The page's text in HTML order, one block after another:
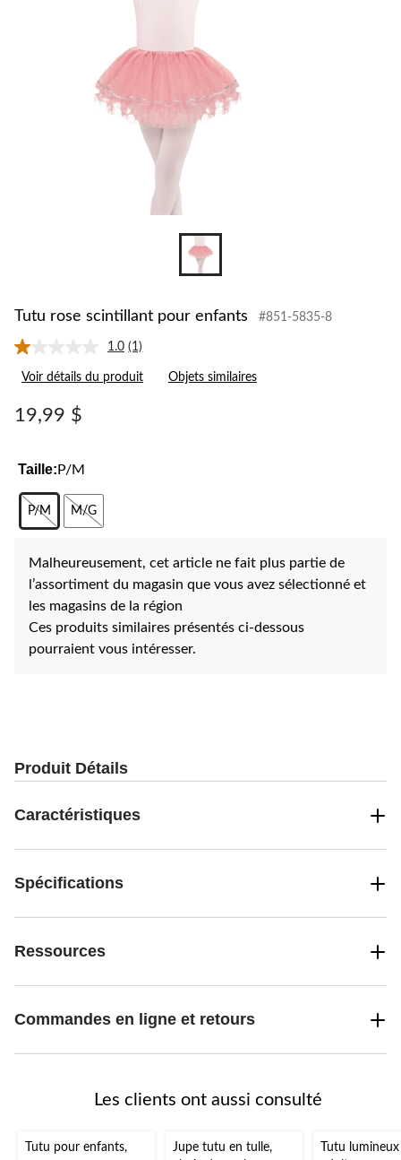
Tutu rose scintillant pour enfants #851-5835-8
1.0 Lire
commentaire.
(1)
Voir détails du produit Objets similaires
19,99 $
Taille: P/M
P/M M/G
Malheureusement, cet article ne fait plus partie de
l’assortiment du magasin que vous avez sélectionné et
les magasins de la région
Ces produits similaires présentés ci-dessous
pourraient vous intéresser.
Produit Détails
Caractéristiques
Spécifications
Ressources
Commandes en ligne et retours
Les clients ont aussi consulté
Tutu pour enfants,
Jupe tutu en tulle,
Tutu